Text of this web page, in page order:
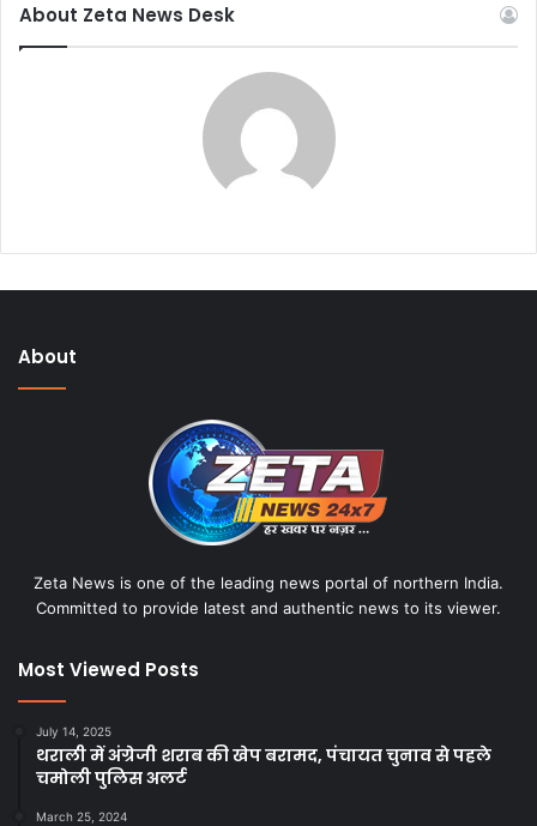
About Zeta News Desk
About
Zeta News is one of the leading news portal of northern India.
Committed to provide latest and authentic news to its viewer.
Most Viewed Posts
July 14, 2025
थराली में अंग्रेजी शराब की खेप बरामद, पंचायत चुनाव से पहले
चमोली पुलिस अलर्ट
March 25, 2024